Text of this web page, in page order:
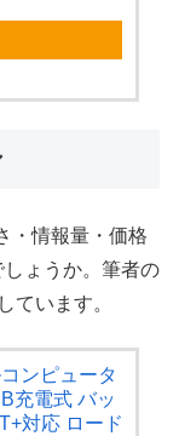
・情報量・価格
ょうか。筆者の
ています。
ンピュータ
充電式 バッ
対応 ロード